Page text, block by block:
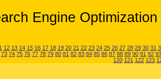
Engine
12 13 14 15 16 17 18 19 20 21 22 23 24 25 26 27 28 29 30 31
73 74 75 76 77 78 79 80 81 82 83 84 85 86 87 88 89 90 91 92 93
120 121 122 123